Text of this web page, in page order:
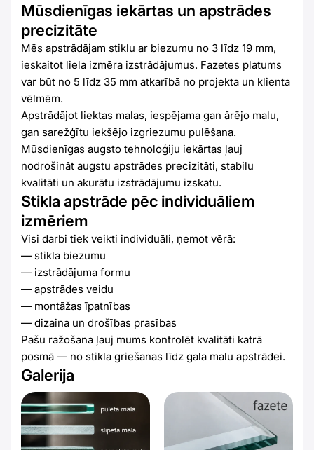
Mūsdienīgas iekārtas un apstrādes
precizitāte
Mēs apstrādājam stiklu ar biezumu no 3 līdz 19 mm,
ieskaitot liela izmēra izstrādājumus. Fazetes platums
var būt no 5 līdz 35 mm atkarībā no projekta un klienta
vēlmēm.
Apstrādājot liektas malas, iespējama gan ārējo malu,
gan sarežģītu iekšējo izgriezumu pulēšana.
Mūsdienīgas augsto tehnoloģiju iekārtas ļauj
nodrošināt augstu apstrādes precizitāti, stabilu
kvalitāti un akurātu izstrādājumu izskatu.
Stikla apstrāde pēc individuāliem
izmēriem
Visi darbi tiek veikti individuāli, ņemot vērā:
— stikla biezumu
— izstrādājuma formu
— apstrādes veidu
— montāžas īpatnības
— dizaina un drošības prasības
Pašu ražošana ļauj mums kontrolēt kvalitāti katrā
posmā — no stikla griešanas līdz gala malu apstrādei.
Galerija